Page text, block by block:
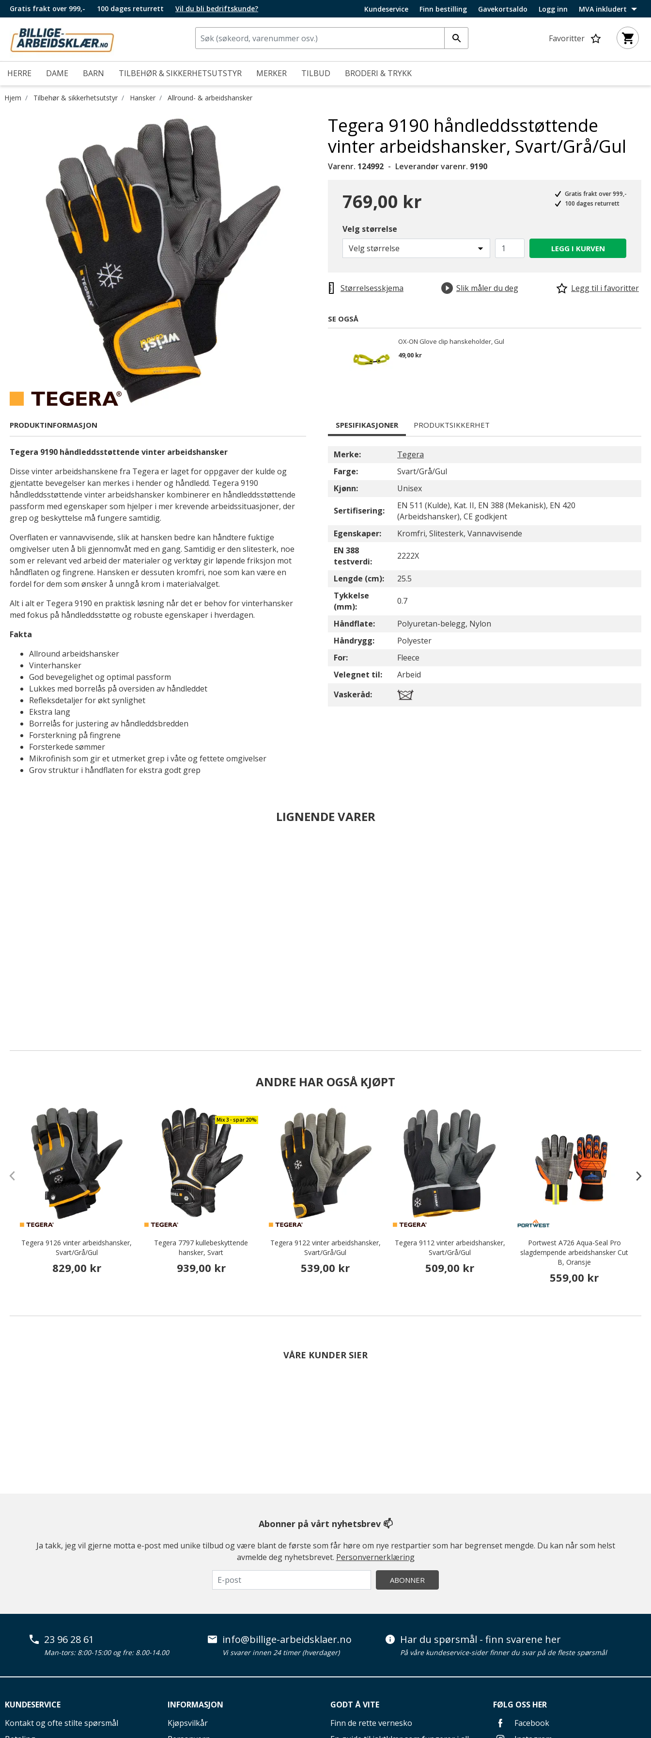
Gratis frakt over 999,- 100 dages returrett Vil du bli bedriftskunde? Kundeservice Finn bestilling Gavekortsaldo Logg inn MVA inkludert
Favoritter
HERRE DAME BARN TILBEHØR & SIKKERHETSUTSTYR MERKER TILBUD BRODERI & TRYKK
Hjem Tilbehør & sikkerhetsutstyr Hansker Allround- & arbeidshansker
Tegera 9190 håndleddsstøttende
vinter arbeidshansker, Svart/Grå/Gul
Varenr. 124992 Leverandør varenr. 9190
769,00 kr
Gratis frakt over 999,-
100 dages returrett
Velg størrelse
Velg størrelse
LEGG I KURVEN
Størrelsesskjema Slik måler du deg Legg til i favoritter
SE OGSÅ
OX-ON Glove clip hanskeholder, Gul
49,00 kr
PRODUKTINFORMASJON
Tegera 9190 håndleddsstøttende vinter arbeidshansker
Disse vinter arbeidshanskene fra Tegera er laget for oppgaver der kulde og
gjentatte bevegelser kan merkes i hender og håndledd. Tegera 9190
håndleddsstøttende vinter arbeidshansker kombinerer en håndleddsstøttende
passform med egenskaper som hjelper i mer krevende arbeidssituasjoner, der
grep og beskyttelse må fungere samtidig.
Overflaten er vannavvisende, slik at hansken bedre kan håndtere fuktige
omgivelser uten å bli gjennomvåt med en gang. Samtidig er den slitesterk, noe
som er relevant ved arbeid der materialer og verktøy gir løpende friksjon mot
håndflaten og fingrene. Hansken er dessuten kromfri, noe som kan være en
fordel for dem som ønsker å unngå krom i materialvalget.
Alt i alt er Tegera 9190 en praktisk løsning når det er behov for vinterhansker
med fokus på håndleddsstøtte og robuste egenskaper i hverdagen.
Fakta
Allround arbeidshansker
Vinterhansker
God bevegelighet og optimal passform
Lukkes med borrelås på oversiden av håndleddet
Refleksdetaljer for økt synlighet
Ekstra lang
Borrelås for justering av håndleddsbredden
Forsterkning på fingrene
Forsterkede sømmer
Mikrofinish som gir et utmerket grep i våte og fettete omgivelser
Grov struktur i håndflaten for ekstra godt grep
SPESIFIKASJONER PRODUKTSIKKERHET
Merke:
Tegera
Farge:
Svart/Grå/Gul
Kjønn:
Unisex
Sertifisering:
EN 511 (Kulde), Kat. II, EN 388 (Mekanisk), EN 420
(Arbeidshansker), CE godkjent
Egenskaper:
Kromfri, Slitesterk, Vannavvisende
EN 388
testverdi:
2222X
Lengde (cm):
25.5
Tykkelse
(mm):
0.7
Håndflate:
Polyuretan-belegg, Nylon
Håndrygg:
Polyester
For:
Fleece
Velegnet til:
Arbeid
Vaskeråd:
LIGNENDE VARER
ANDRE HAR OGSÅ KJØPT
Tegera 9126 vinter arbeidshansker,
Svart/Grå/Gul
829,00 kr
Mix 3 - spar 20%
Tegera 7797 kullebeskyttende
hansker, Svart
939,00 kr
Tegera 9122 vinter arbeidshansker,
Svart/Grå/Gul
539,00 kr
Tegera 9112 vinter arbeidshansker,
Svart/Grå/Gul
509,00 kr
Portwest A726 Aqua-Seal Pro
slagdempende arbeidshansker Cut
B, Oransje
559,00 kr
VÅRE KUNDER SIER
Abonner på vårt nyhetsbrev 📫
Ja takk, jeg vil gjerne motta e-post med unike tilbud og være blant de første som får høre om nye restpartier som har begrenset mengde. Du kan når som helst
avmelde deg nyhetsbrevet. Personvernerklæring
ABONNER
23 96 28 61
Man-tors: 8:00-15:00 og fre: 8.00-14.00
info@billige-arbeidsklaer.no
Vi svarer innen 24 timer (hverdager)
Har du spørsmål - finn svarene her
På våre kundeservice-sider finner du svar på de fleste spørsmål
KUNDESERVICE
Kontakt og ofte stilte spørsmål
INFORMASJON
Kjøpsvilkår
GODT Å VITE
Finn de rette vernesko
FØLG OSS HER
Facebook